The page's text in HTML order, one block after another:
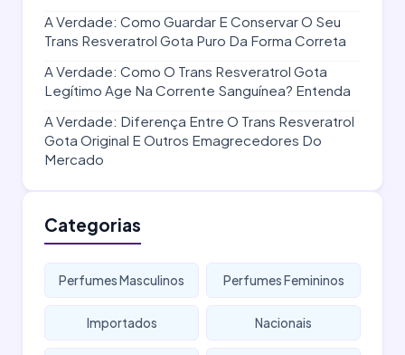
A Verdade: Como Guardar E Conservar O Seu
Trans Resveratrol Gota Puro Da Forma Correta
A Verdade: Como O Trans Resveratrol Gota
Legítimo Age Na Corrente Sanguínea? Entenda
A Verdade: Diferença Entre O Trans Resveratrol
Gota Original E Outros Emagrecedores Do
Mercado
Categorias
Perfumes Masculinos Perfumes Femininos
Importados Nacionais